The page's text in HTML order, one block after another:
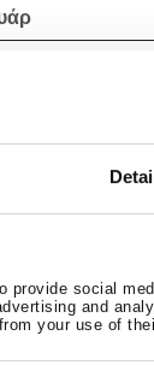
provide social
and
your use of
Εγχειρίδια